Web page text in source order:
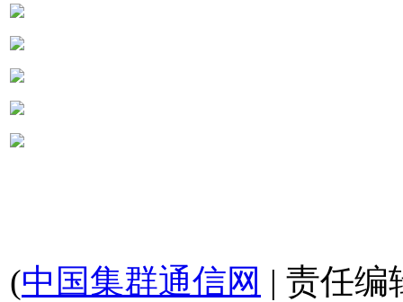
(中国集群通信网 | 责任编